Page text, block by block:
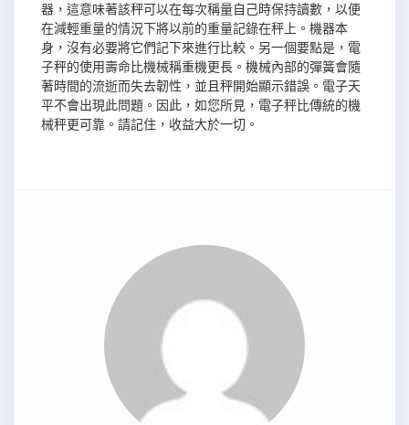
器，這意味著該秤可以在每次稱量自己時保持讀數，以便
在減輕重量的情況下將以前的重量記錄在秤上。機器本
身，沒有必要將它們記下來進行比較。另一個要點是，電
子秤的使用壽命比機械稱重機更長。機械內部的彈簧會隨
著時間的流逝而失去韌性，並且秤開始顯示錯誤。電子天
平不會出現此問題。因此，如您所見，電子秤比傳統的機
械秤更可靠。請記住，收益大於一切。